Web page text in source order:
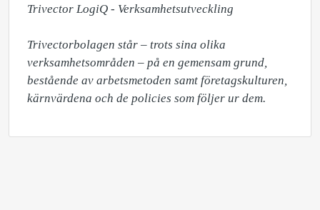
Trivector LogiQ - Verksamhetsutveckling
Trivectorbolagen står – trots sina olika
verksamhetsområden – på en gemensam grund,
bestående av arbetsmetoden samt företagskulturen,
kärnvärdena och de policies som följer ur dem.